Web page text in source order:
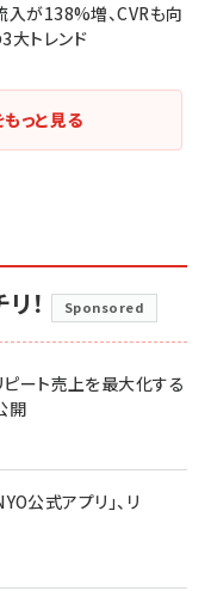
が138%増、CVRも向
大トレンド
っと見る
！ Sponsored
ピート売上を最大化する
開
公式アプリ」、リ